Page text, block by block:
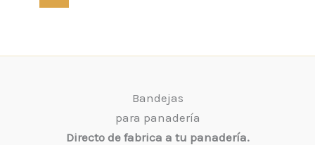
Bandejas
para panadería
Directo de fabrica a tu panadería.